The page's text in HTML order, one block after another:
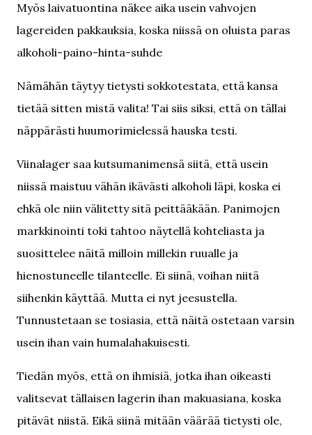
Myös laivatuontina näkee aika usein vahvojen
lagereiden pakkauksia, koska niissä on oluista paras
alkoholi-paino-hinta-suhde
Nämähän täytyy tietysti sokkotestata, että kansa
tietää sitten mistä valita! Tai siis siksi, että on tällai
näppärästi huumorimielessä hauska testi.
Viinalager saa kutsumanimensä siitä, että usein
niissä maistuu vähän ikävästi alkoholi läpi, koska ei
ehkä ole niin välitetty sitä peittääkään. Panimojen
markkinointi toki tahtoo näytellä kohteliasta ja
suosittelee näitä milloin millekin ruualle ja
hienostuneelle tilanteelle. Ei siinä, voihan niitä
siihenkin käyttää. Mutta ei nyt jeesustella.
Tunnustetaan se tosiasia, että näitä ostetaan varsin
usein ihan vain humalahakuisesti.
Tiedän myös, että on ihmisiä, jotka ihan oikeasti
valitsevat tällaisen lagerin ihan makuasiana, koska
pitävät niistä. Eikä siinä mitään väärää tietysti ole,